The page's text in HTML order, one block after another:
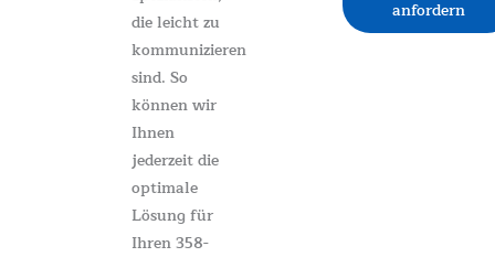
die leicht zu
kommunizieren
sind. So
können wir
Ihnen
jederzeit die
optimale
Lösung für
Ihren 358-
anfordern